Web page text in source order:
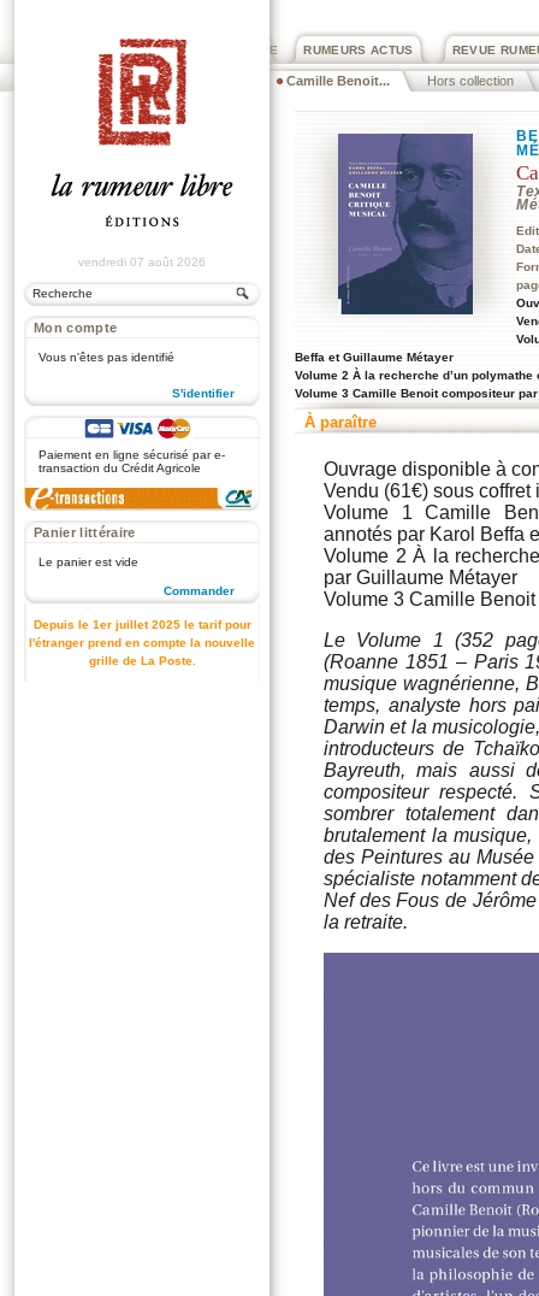
REVUE
RUMEURS ACTUS
PRIX ROGER DEXTRE
Camille Benoit... Hors collection
vendredi 07 août 2026
Mon compte
Vous n'êtes pas identifié
S'identifier
Paiement en ligne sécurisé par e-
transaction du Crédit Agricole
Panier littéraire
Le panier est vide
Commander
Depuis le 1er juillet 2025 le tarif pour
l'étranger prend en compte la nouvelle
grille de La Poste.
Beffa et Guillaume Métayer
Volume 2 À la recherche d’un
Volume 3 Camille Benoit compositeur
À paraître
Ouvrage disponible à
Vendu (61€) sous coffret
Volume 1 Camille
annotés par Karol Beffa
Volume 2 À la
par Guillaume Métayer
Volume 3 Camille
Le Volume 1 (352
(Roanne 1851 – Paris
musique wagnérienne,
temps, analyste hors
Darwin et la
introducteurs de
Bayreuth, mais aussi
compositeur respecté.
sombrer totalement
brutalement la
des Peintures au
spécialiste notamment
Nef des Fous de
la retraite.